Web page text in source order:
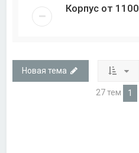
Корпус от 1100
Новая тема
27 тем 1